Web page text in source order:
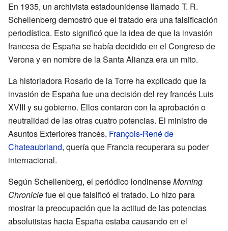
En 1935, un archivista estadounidense llamado T. R.
Schellenberg demostró que el tratado era una falsificación
periodística. Esto significó que la idea de que la invasión
francesa de España se había decidido en el Congreso de
Verona y en nombre de la Santa Alianza era un mito.
La historiadora Rosario de la Torre ha explicado que la
invasión de España fue una decisión del rey francés Luis
XVIII y su gobierno. Ellos contaron con la aprobación o
neutralidad de las otras cuatro potencias. El ministro de
Asuntos Exteriores francés, François-René de
Chateaubriand, quería que Francia recuperara su poder
internacional.
Según Schellenberg, el periódico londinenseMorning
Chroniclefue el que falsificó el tratado. Lo hizo para
mostrar la preocupación que la actitud de las potencias
absolutistas hacia España estaba causando en el